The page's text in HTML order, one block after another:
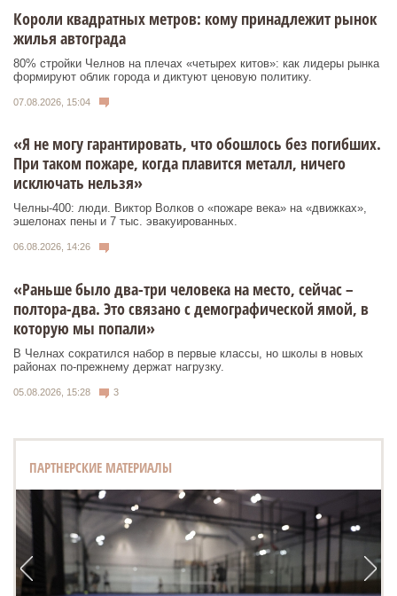
Короли квадратных метров: кому принадлежит рынок
жилья автограда
80% стройки Челнов на плечах «четырех китов»: как лидеры рынка
формируют облик города и диктуют ценовую политику.
07.08.2026, 15:04
«Я не могу гарантировать, что обошлось без погибших.
При таком пожаре, когда плавится металл, ничего
исключать нельзя»
Челны-400: люди. Виктор Волков о «пожаре века» на «движках»,
эшелонах пены и 7 тыс. эвакуированных.
06.08.2026, 14:26
«Раньше было два-три человека на место, сейчас –
полтора-два. Это связано с демографической ямой, в
которую мы попали»
В Челнах сократился набор в первые классы, но школы в новых
районах по-прежнему держат нагрузку.
05.08.2026, 15:28 3
ПАРТНЕРСКИЕ МАТЕРИАЛЫ